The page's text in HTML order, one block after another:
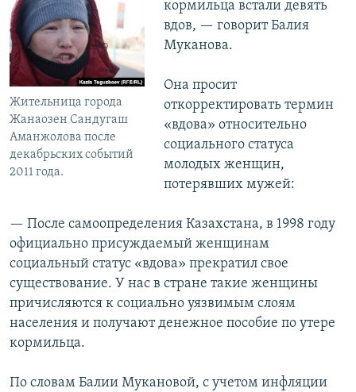
Жительница города
Жанаозен Сандугаш
Аманжолова после
декабрьских событий
2011 года.
кормильца встали девять
вдов, — говорит Балия
Муканова.
Она просит
откорректировать термин
«вдова» относительно
социального статуса
молодых женщин,
потерявших мужей:
— После самоопределения Казахстана, в 1998 году
официально присуждаемый женщинам
социальный статус «вдова» прекратил свое
существование. У нас в стране такие женщины
причисляются к социально уязвимым слоям
населения и получают денежное пособие по утере
кормильца.
По словам Балии Мукановой, с учетом инфляции